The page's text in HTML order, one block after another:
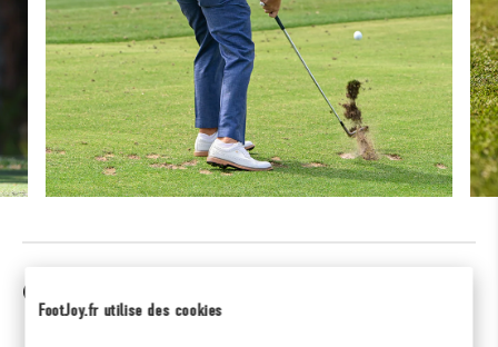
FootJoy.fr utilise des cookies
Comparaison